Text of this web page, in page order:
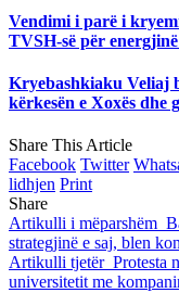
Vendimi i parë i
TVSH-së për
Kryebashkiaku Veliaj
kërkesën e Xoxës dhe
Share This Article
Facebook Twitter
lidhjen Print
Share
Artikulli i mëparshëm
strategjinë e saj, blen
Artikulli tjetër Protesta
universitetit me